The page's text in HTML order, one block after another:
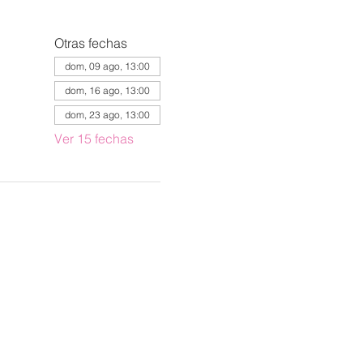
Otras fechas
dom, 09 ago, 13:00
dom, 16 ago, 13:00
dom, 23 ago, 13:00
Ver 15 fechas